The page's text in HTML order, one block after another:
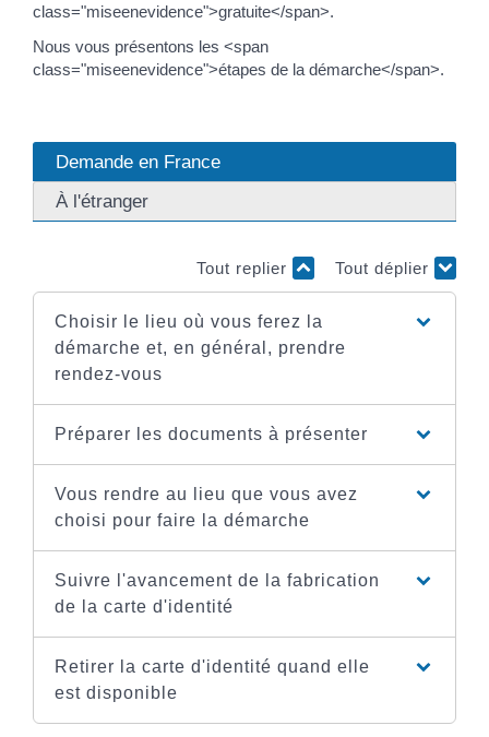
class="miseenevidence">gratuite</span>.
Nous vous présentons les <span
class="miseenevidence">étapes de la démarche</span>.
Demande en France
À l'étranger
Tout replier Tout déplier
Choisir le lieu où vous ferez la
démarche et, en général, prendre
rendez-vous
Préparer les documents à présenter
Vous rendre au lieu que vous avez
choisi pour faire la démarche
Suivre l'avancement de la fabrication
de la carte d'identité
Retirer la carte d'identité quand elle
est disponible